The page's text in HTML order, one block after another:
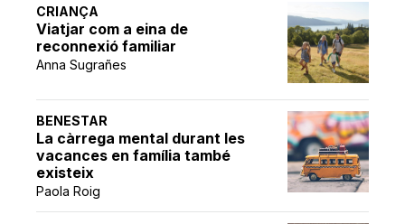
CRIANÇA
Viatjar com a eina de
reconnexió familiar
Anna Sugrañes
BENESTAR
La càrrega mental durant les
vacances en família també
existeix
Paola Roig